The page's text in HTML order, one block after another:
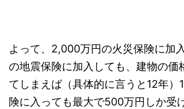
よって、2,000万円の火災保険に加
の地震保険に加入しても、建物の価
てしまえば（具体的に言うと12年）
険に入っても最大で500万円しか受